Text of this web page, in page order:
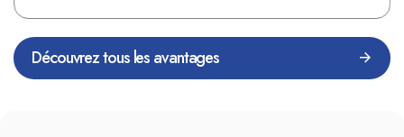
Découvrez tous les avantages